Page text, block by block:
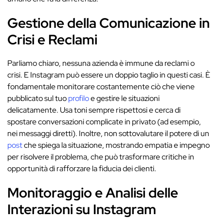
Gestione della Comunicazione in
Crisi e Reclami
Parliamo chiaro, nessuna azienda è immune da reclami o
crisi. E Instagram può essere un doppio taglio in questi casi. È
fondamentale monitorare costantemente ciò che viene
pubblicato sul tuoprofiloe gestire le situazioni
delicatamente. Usa toni sempre rispettosi e cerca di
spostare conversazioni complicate in privato (ad esempio,
nei messaggi diretti). Inoltre, non sottovalutare il potere di un
postche spiega la situazione, mostrando empatia e impegno
per risolvere il problema, che può trasformare critiche in
opportunità di rafforzare la fiducia dei clienti.
Monitoraggio e Analisi delle
Interazioni su Instagram